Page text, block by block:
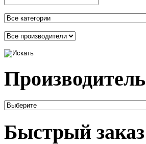
Производитель
Быстрый заказ